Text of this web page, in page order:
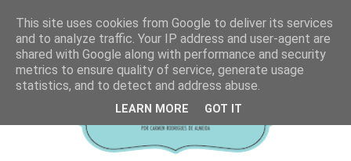
This site uses cookies from Google to deliver its services
and to analyze traffic. Your IP address and user-agent are
shared with Google along with performance and security
metrics to ensure quality of service, generate usage
statistics, and to detect and address abuse.
LEARN MORE GOT IT